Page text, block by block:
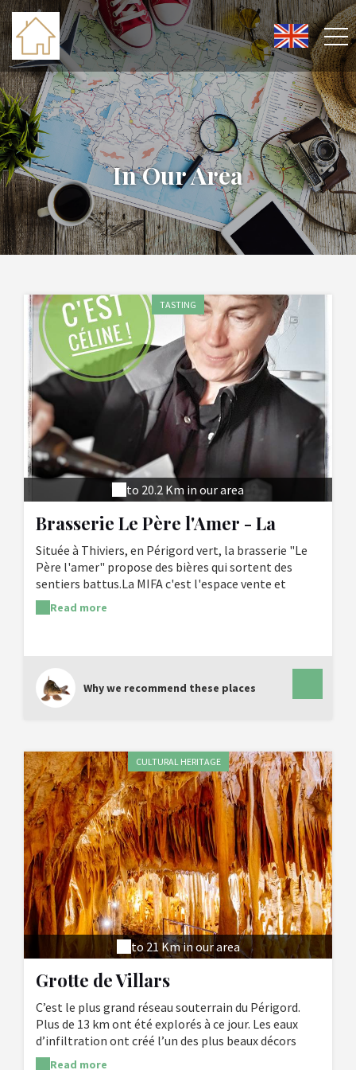
In Our Area
TASTING
to 20.2 Km in our area
Brasserie Le Père l'Amer - La
MIFA
Située à Thiviers, en Périgord vert, la brasserie "Le
Père l'amer" propose des bières qui sortent des
sentiers battus.La MIFA c'est l'espace vente et
dégustation de la brasserie. Une cave et un bar où
tout le monde peut venir boire une bière, du vin ou
recettes et réalisons entièrement la fabrication, de
la mouture des grains à l'étiquetage. C'est avec
plaisir que nous vous recevrons pour une visite, sur
également proposés tout au long de l'année.
Read more
Why we recommend these places
CULTURAL HERITAGE
to 21 Km in our area
Grotte de Villars
C’est le plus grand réseau souterrain du Périgord.
Plus de 13 km ont été explorés à ce jour. Les eaux
d’infiltration ont créé l’un des plus beaux décors
naturels qui soient. Vous pourrez admirer
Read more